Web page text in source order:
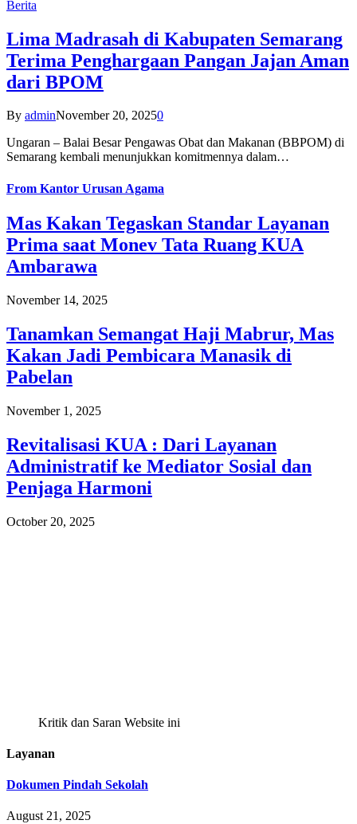
Berita
Lima Madrasah di Kabupaten Semarang
Terima Penghargaan Pangan Jajan Aman
dari BPOM
By adminNovember 20, 20250
Ungaran – Balai Besar Pengawas Obat dan Makanan (BBPOM) di
Semarang kembali menunjukkan komitmennya dalam…
From Kantor Urusan Agama
Mas Kakan Tegaskan Standar Layanan
Prima saat Monev Tata Ruang KUA
Ambarawa
November 14, 2025
Tanamkan Semangat Haji Mabrur, Mas
Kakan Jadi Pembicara Manasik di
Pabelan
November 1, 2025
Revitalisasi KUA : Dari Layanan
Administratif ke Mediator Sosial dan
Penjaga Harmoni
October 20, 2025
Kritik dan Saran Website ini
Layanan
Dokumen Pindah Sekolah
August 21, 2025